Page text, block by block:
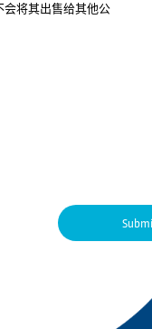
会将其出售给其他公